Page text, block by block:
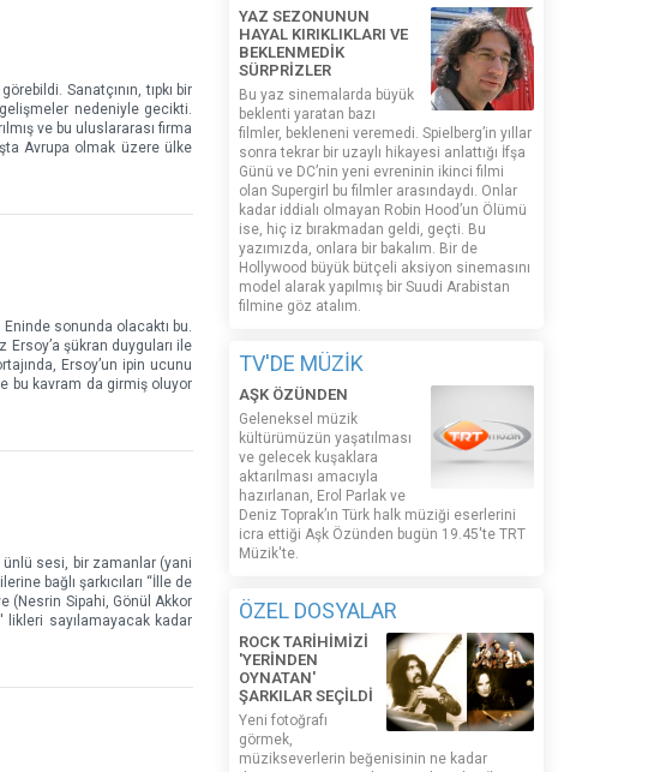
Sanatçının, tıpkı bir
nedeniyle gecikti.
ve bu uluslararası firma
Avrupa olmak üzere ülke
sonunda olacaktı bu.
Ersoy’a şükran duyguları ile
Ersoy’un ipin ucunu
bu kavram da girmiş oluyor
ünlü sesi, bir zamanlar (yani
bağlı şarkıcıları “İlle de
(Nesrin Sipahi, Gönül Akkor
likleri sayılamayacak kadar
YAZ SEZONUNUN
HAYAL KIRIKLIKLARI VE
BEKLENMEDİK
SÜRPRİZLER
Bu yaz sinemalarda büyük
beklenti yaratan bazı
filmler, bekleneni veremedi. Spielberg’in yıllar
sonra tekrar bir uzaylı hikayesi anlattığı İfşa
Günü ve DC’nin yeni evreninin ikinci filmi
olan Supergirl bu filmler arasındaydı. Onlar
kadar iddialı olmayan Robin Hood’un Ölümü
ise, hiç iz bırakmadan geldi, geçti. Bu
yazımızda, onlara bir bakalım. Bir de
Hollywood büyük bütçeli aksiyon sinemasını
model alarak yapılmış bir Suudi Arabistan
filmine göz atalım.
TV'DE MÜZİK
AŞK ÖZÜNDEN
Geleneksel müzik
kültürümüzün yaşatılması
ve gelecek kuşaklara
aktarılması amacıyla
hazırlanan, Erol Parlak ve
Deniz Toprak’ın Türk halk müziği eserlerini
icra ettiği Aşk Özünden bugün 19.45'te TRT
Müzik'te.
ÖZEL DOSYALAR
ROCK TARİHİMİZİ
'YERİNDEN
OYNATAN'
ŞARKILAR SEÇİLDİ
Yeni fotoğrafı
görmek,
müzikseverlerin beğenisinin ne kadar